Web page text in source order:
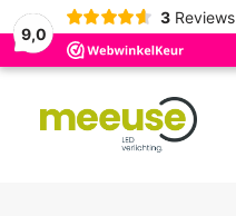
9,0
3 Reviews